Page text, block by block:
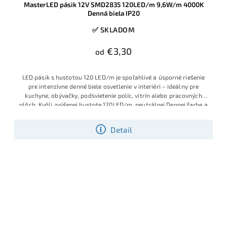
MasterLED pásik 12V SMD2835 120LED/m 9,6W/m 4000K
Denná biela IP20
✅ SKLADOM
od €3,30
Detail
LED pásik s hustotou 120 LED/m je spoľahlivé a úsporné riešenie
pre intenzívne denné biele osvetlenie v interiéri – ideálny pre
kuchyne, obývačky, podsvietenie políc, vitrín alebo pracovných
plôch. Kvôli zvýšenej hustote 120LED/m, neutrálnej Dennej farbe a
najviac používané SMD LED pásiky